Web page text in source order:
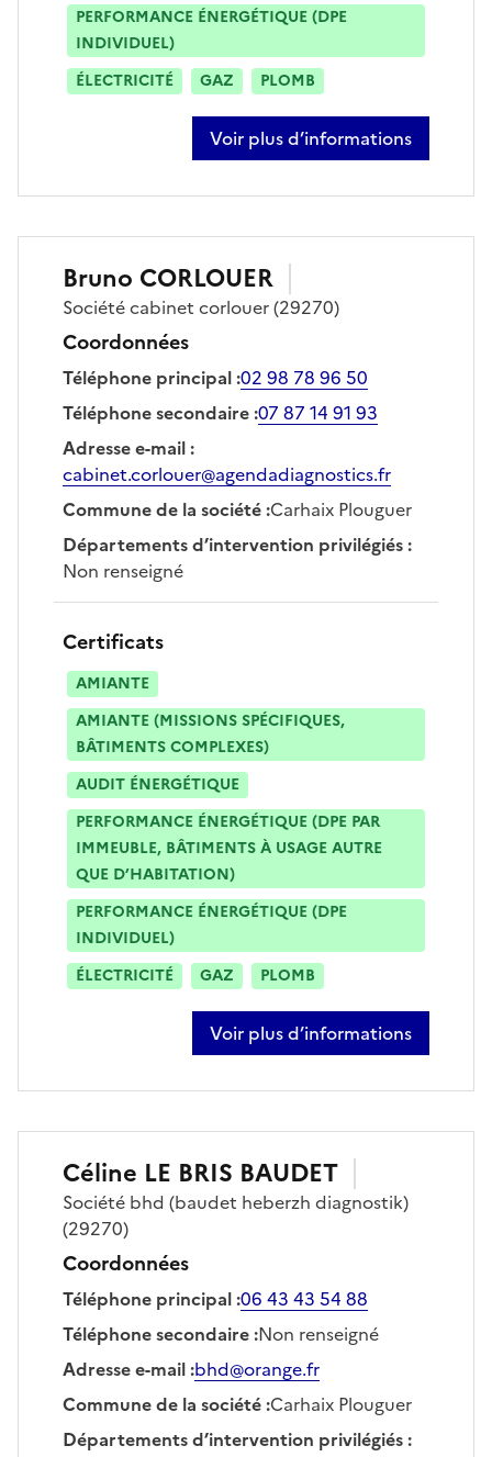
PERFORMANCE ÉNERGÉTIQUE (DPE
INDIVIDUEL)
ÉLECTRICITÉ
GAZ PLOMB
Voir plus d’informations
sur nicolas baudet
Bruno CORLOUER
Sociétécabinet corlouer(29270)
Coordonnées
Téléphone principal:02 98 78 96 50
Téléphone secondaire:07 87 14 91 93
Adresse e-mail:
cabinet.corlouer@agendadiagnostics.fr
Commune de la société:Carhaix Plouguer
Départements d’intervention privilégiés:
Non renseigné
Certificats
AMIANTE
AMIANTE (MISSIONS SPÉCIFIQUES,
BÂTIMENTS COMPLEXES)
AUDIT ÉNERGÉTIQUE
PERFORMANCE ÉNERGÉTIQUE (DPE PAR
IMMEUBLE, BÂTIMENTS À USAGE AUTRE
QUE D’HABITATION)
PERFORMANCE ÉNERGÉTIQUE (DPE
INDIVIDUEL)
ÉLECTRICITÉ
GAZ PLOMB
Voir plus d’informations
sur bruno corlouer
Céline LE BRIS BAUDET
Société bhd (baudet heberzh diagnostik)
(29270)
Coordonnées
Téléphone principal:06 43 43 54 88
Téléphone secondaire:Non renseigné
Adresse e-mail:bhd@orange.fr
Commune de la société:Carhaix Plouguer
Départements d’intervention privilégiés: